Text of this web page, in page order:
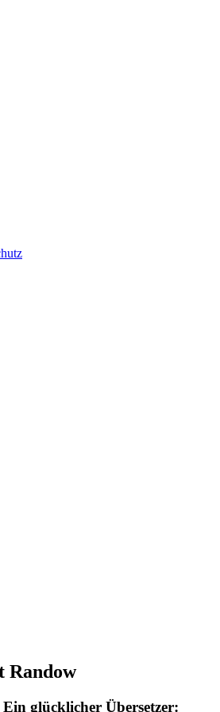
Randow
Ein glücklicher Übersetzer: